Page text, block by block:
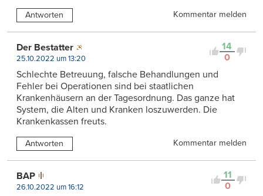
Antworten Kommentar melden
14
0
Der Bestatter
25.10.2022 um 13:20
Schlechte Betreuung, falsche Behandlungen und
Fehler bei Operationen sind bei staatlichen
Krankenhäusern an der Tagesordnung. Das ganze hat
System, die Alten und Kranken loszuwerden. Die
Krankenkassen freuts.
Antworten Kommentar melden
11
0
BAP
26.10.2022 um 16:12